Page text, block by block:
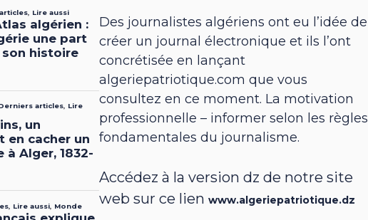
Des journalistes algériens ont eu l’idée de
créer un journal électronique et ils l’ont
concrétisée en lançant
algeriepatriotique.com que vous
consultez en ce moment. La motivation
professionnelle – informer selon les règles
fondamentales du journalisme.
Accédez à la version dz de notre site
web sur ce lienwww.algeriepatriotique.dz